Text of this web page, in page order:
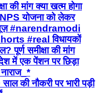
की मांग क्या खत्म होगा
योजना को लेकर
न्यूज़ #narendramodi
#real विधायकों
पूर्ण समीक्षा की मांग
में एक पेंशन पर छिड़ा
की नौकरी पर भारी पड़ी